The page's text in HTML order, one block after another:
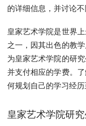
的详细信息，并讨论不
皇家艺术学院是世界
之一，因其出色的教
为皇家艺术学院的研
并支付相应的学费。
何规划自己的学习经历
皇家艺术学院研